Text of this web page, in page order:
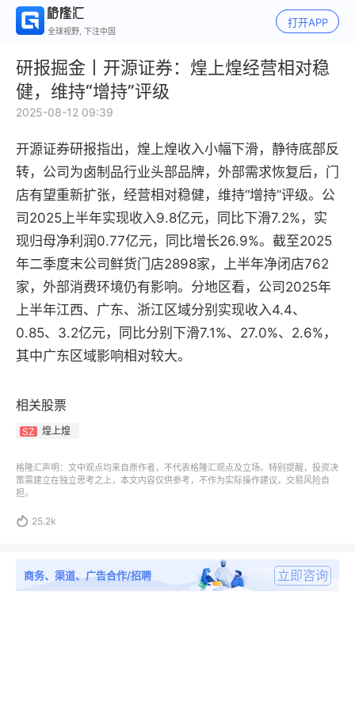
全球视野, 下注中国
打开APP
研报掘金丨开源证券：煌上煌经营相对稳
健，维持“增持”评级
2025-08-12 09:39
开源证券研报指出，煌上煌收入小幅下滑，静待底部反
转，公司为卤制品行业头部品牌，外部需求恢复后，门
店有望重新扩张，经营相对稳健，维持“增持”评级。公
司2025上半年实现收入9.8亿元，同比下滑7.2%，实
现归母净利润0.77亿元，同比增长26.9%。截至2025
年二季度末公司鲜货门店2898家，上半年净闭店762
家，外部消费环境仍有影响。分地区看，公司2025年
上半年江西、广东、浙江区域分别实现收入4.4、
0.85、3.2亿元，同比分别下滑7.1%、27.0%、2.6%，
其中广东区域影响相对较大。
相关股票
SZ 煌上煌
格隆汇声明：文中观点均来自原作者，不代表格隆汇观点及立场。特别提醒，投资决
策需建立在独立思考之上，本文内容仅供参考，不作为实际操作建议，交易风险自
担。
 25.2k
商务、渠道、广告合作/招聘 立即咨询